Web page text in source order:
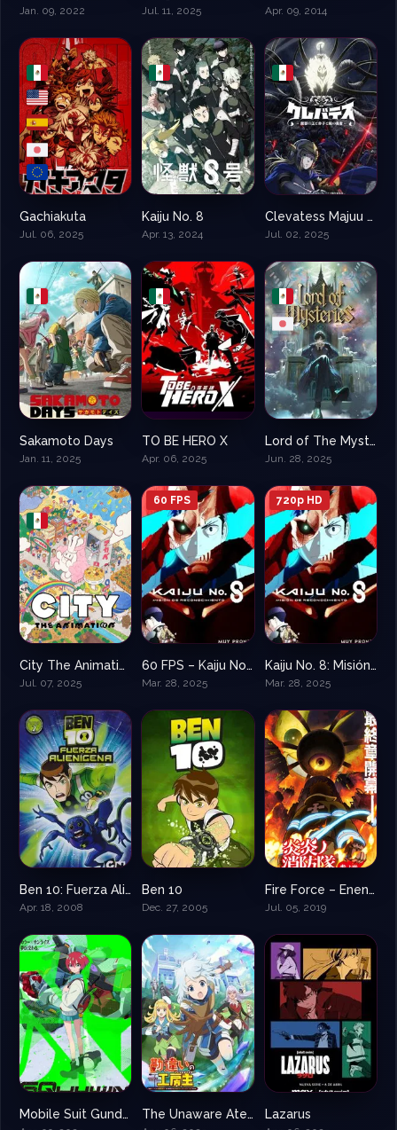
Jan. 09, 2022 Jul. 11, 2025 Apr. 09, 2014
Gachiakuta
Jul. 06, 2025
Kaiju No. 8
Apr. 13, 2024
8.7Clevatess Majuu no Ou to Akago to Kabane no Yuusha
Jul. 02, 2025
9.8
Sakamoto Days
Jan. 11, 2025
TO BE HERO X
Apr. 06, 2025
10Lord of The Mysteries
Jun. 28, 2025
9
City The Animation
Jul. 07, 2025
7.0
60 FPS
60 FPS – Kaiju No. 8: Misión de reconocimiento
Mar. 28, 2025
7.0
720p HD
Kaiju No. 8: Misión de reconocimiento
Mar. 28, 2025
8.3Ben 10: Fuerza Alienígena
Apr. 18, 2008
Ben 10
Dec. 27, 2005
8.4Fire Force – Enen no Shouboutai
Jul. 05, 2019
9Mobile Suit Gundam GQuuuuuuX 7.5The Unaware Atelier Meister Lazarus